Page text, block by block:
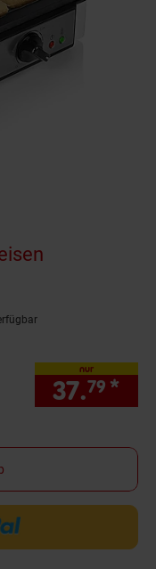
nur
37.79 *